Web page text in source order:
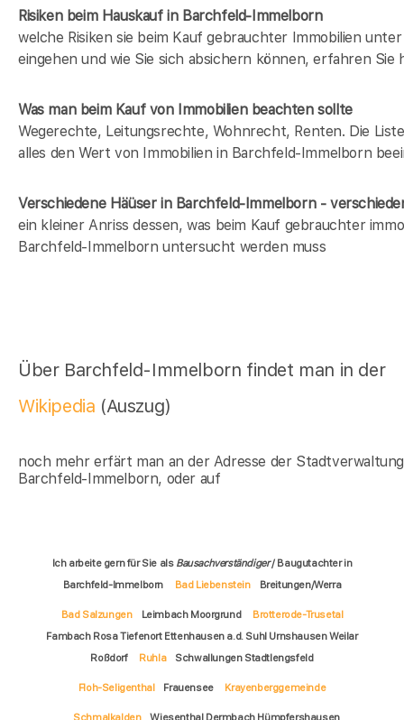
Risiken beim Hauskaufin Barchfeld-Immelborn
welche Risiken sie beim Kauf gebrauchter Immobilien
eingehen und wie Sie sich absichern können, erfahren Sie
Was man beim Kauf von Immobilien beachten sollte
Wegerechte, Leitungsrechte, Wohnrecht, Renten. Die
alles den Wert von Immobilien in Barchfeld-Immelborn
Verschiedene Häüser in Barchfeld-Immelborn -
ein kleiner Anriss dessen, was beim Kauf gebrauchter
Barchfeld-Immelborn untersucht werden muss
Über Barchfeld-Immelborn findet man in der
Wikipedia (Auszug)
noch mehr erfärt man an der Adresse der
Barchfeld-Immelborn, oder auf
Ich arbeite gern für Sie als Bausachverständiger/ Baugutachter in
Barchfeld-Immelborn
Bad Liebenstein Breitungen/Werra
Bad Salzungen Leimbach Moorgrund
Brotterode-Trusetal
Fambach Rosa Tiefenort Ettenhausen a.d. Suhl Urnshausen Weilar
Roßdorf
Ruhla Schwallungen Stadtlengsfeld
Floh-Seligenthal Frauensee Krayenberggemeinde
Schmalkalden
Wiesenthal Dermbach Hümpfershausen